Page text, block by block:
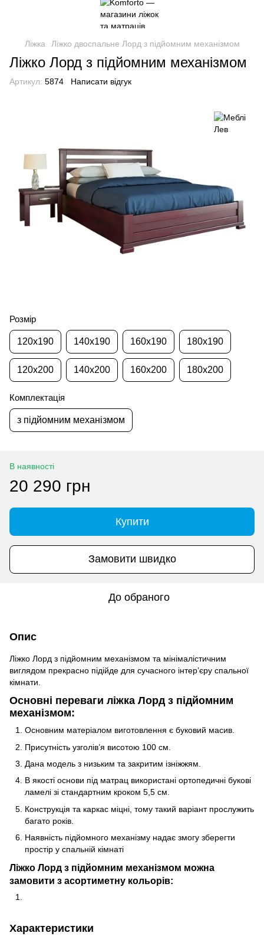
Ліжка Ліжко двоспальне Лорд з підйомним механізмом
Ліжко Лорд з підйомним механізмом
Артикул: 5874 Написати відгук
Розмір
120x190 140x190 160x190 180x190
120x200 140x200 160x200 180x200
Комплектація
з підйомним механізмом
В наявності
20 290 грн
Купити
Замовити швидко
До обраного
Опис
Ліжко Лорд з підйомним механізмом та мінімалістичним
виглядом прекрасно підійде для сучасного інтер’єру спальної
кімнати.
Основні переваги ліжка Лорд з підйомним
механізмом:
Основним матеріалом виготовлення є буковий масив.
Присутність узголів’я висотою 100 см.
Дана модель з низьким та закритим ізніжжям.
В якості основи під матрац використані ортопедичні букові
ламелі зі стандартним кроком 5,5 см.
Конструкція та каркас міцні, тому такий варіант прослужить
багато років.
Наявність підйомного механізму надає змогу зберегти
простір у спальній кімнаті
Ліжко Лорд з підйомним механізмом можна
замовити з асортиметну кольорів:
Характеристики